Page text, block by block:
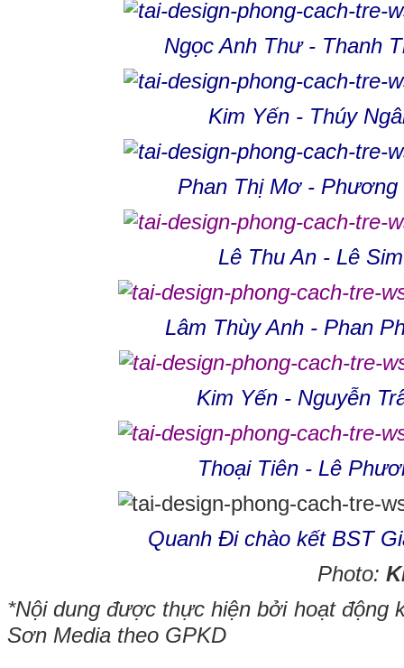
Ngọc Anh Thư - Thanh
Kim Yến - Thúy
Phan Thị Mơ - Phương
Lê Thu An - Lê Sim
Lâm Thùy Anh - Phan
Kim Yến - Nguyễn
Thoại Tiên - Lê
Quanh Đi chào kết BST
Photo:
*Nội dung được thực hiện bởi hoạt động
Sơn Media theo GPKD